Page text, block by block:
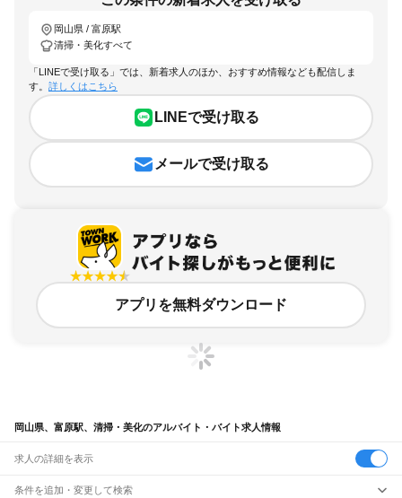
岡山県 / 富原駅
清掃・美化すべて
「LINEで受け取る」では、新着求人のほか、おすすめ情報なども配信しま
す。 詳しくはこちら
LINEで受け取る
メールで受け取る
アプリを無料ダウンロード
岡山県、富原駅、清掃・美化のアルバイト・バイト求人情報
求人の詳細を表示
条件を追加・変更して検索